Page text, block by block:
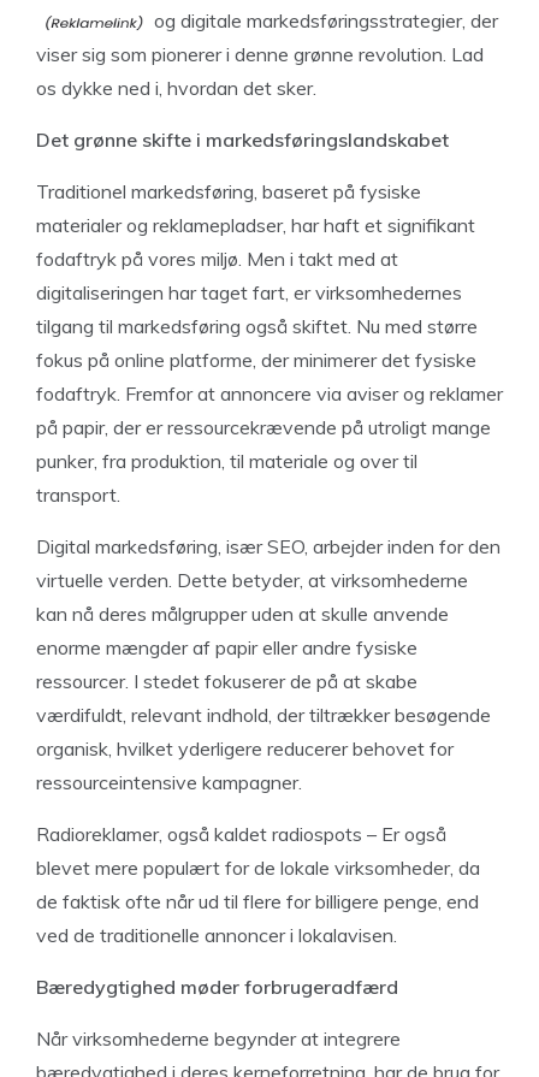
og digitale markedsføringsstrategier, der
viser sig som pionerer i denne grønne revolution. Lad
os dykke ned i, hvordan det sker.
Det grønne skifte i markedsføringslandskabet
Traditionel markedsføring, baseret på fysiske
materialer og reklamepladser, har haft et signifikant
fodaftryk på vores miljø. Men i takt med at
digitaliseringen har taget fart, er virksomhedernes
tilgang til markedsføring også skiftet. Nu med større
fokus på online platforme, der minimerer det fysiske
fodaftryk. Fremfor at annoncere via aviser og reklamer
på papir, der er ressourcekrævende på utroligt mange
punker, fra produktion, til materiale og over til
transport.
Digital markedsføring, især SEO, arbejder inden for den
virtuelle verden. Dette betyder, at virksomhederne
kan nå deres målgrupper uden at skulle anvende
enorme mængder af papir eller andre fysiske
ressourcer. I stedet fokuserer de på at skabe
værdifuldt, relevant indhold, der tiltrækker besøgende
organisk, hvilket yderligere reducerer behovet for
ressourceintensive kampagner.
Radioreklamer, også kaldet radiospots – Er også
blevet mere populært for de lokale virksomheder, da
de faktisk ofte når ud til flere for billigere penge, end
ved de traditionelle annoncer i lokalavisen.
Bæredygtighed møder forbrugeradfærd
Når virksomhederne begynder at integrere
bæredygtighed i deres kerneforretning, har de brug for